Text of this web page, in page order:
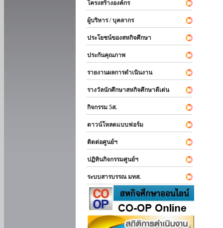
โครงสร้างองค์กร
ผู้บริหาร / บุคลากร
ประโยชน์ของสหกิจศึกษา
ประกันคุณภาพ
รายงานผลการดำเนินงาน
รางวัลนักศึกษาสหกิจศึกษาดีเด่น
กิจกรรม 5ส.
ดาวน์โหลดแบบฟอร์ม
ติดต่อศูนย์ฯ
ปฏิทินกิจกรรมศูนย์ฯ
ระบบสารบรรณ มทส.